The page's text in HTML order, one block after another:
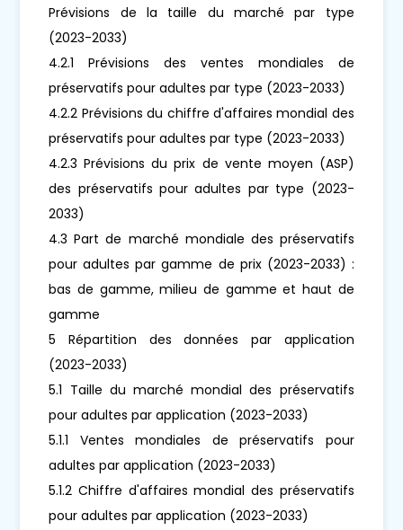
Prévisions de la taille du marché par type
(2023-2033)
4.2.1 Prévisions des ventes mondiales de
préservatifs pour adultes par type (2023-2033)
4.2.2 Prévisions du chiffre d'affaires mondial des
préservatifs pour adultes par type (2023-2033)
4.2.3 Prévisions du prix de vente moyen (ASP)
des préservatifs pour adultes par type (2023-
2033)
4.3 Part de marché mondiale des préservatifs
pour adultes par gamme de prix (2023-2033) :
bas de gamme, milieu de gamme et haut de
gamme
5 Répartition des données par application
(2023-2033)
5.1 Taille du marché mondial des préservatifs
pour adultes par application (2023-2033)
5.1.1 Ventes mondiales de préservatifs pour
adultes par application (2023-2033)
5.1.2 Chiffre d'affaires mondial des préservatifs
pour adultes par application (2023-2033)